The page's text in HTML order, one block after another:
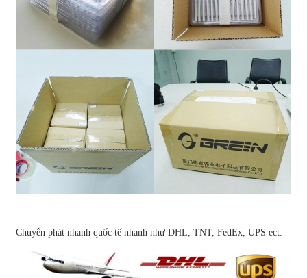
Chuyển phát nhanh quốc tế nhanh như DHL, TNT, FedEx, UPS ect.